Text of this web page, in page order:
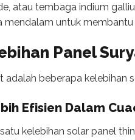
atau tembaga indium
mendalam untuk
Panel
adalah beberapa kelebihan
Efisien Dalam
kelebihan solar panel